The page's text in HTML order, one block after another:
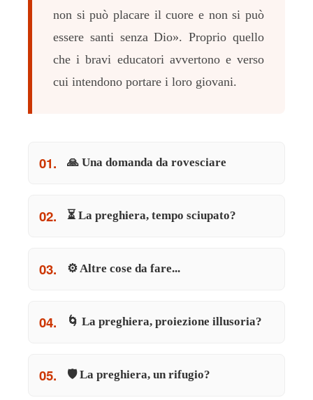
non si può placare il cuore e non si può
essere santi senza Dio». Proprio quello
che i bravi educatori avvertono e verso
cui intendono portare i loro giovani.
01. 🙏 Una domanda da rovesciare
02. ⏳ La preghiera, tempo sciupato?
03. ⚙️ Altre cose da fare...
04. 🌀 La preghiera, proiezione illusoria?
05. 🛡️ La preghiera, un rifugio?